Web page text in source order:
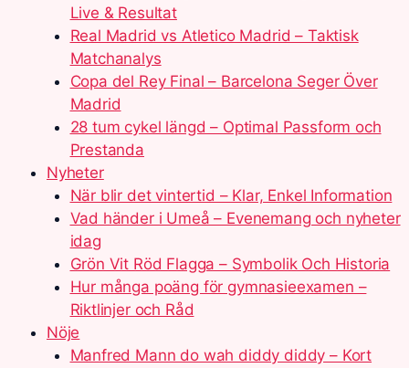
Live & Resultat
Real Madrid vs Atletico Madrid – Taktisk
Matchanalys
Copa del Rey Final – Barcelona Seger Över
Madrid
28 tum cykel längd – Optimal Passform och
Prestanda
Nyheter
När blir det vintertid – Klar, Enkel Information
Vad händer i Umeå – Evenemang och nyheter
idag
Grön Vit Röd Flagga – Symbolik Och Historia
Hur många poäng för gymnasieexamen –
Riktlinjer och Råd
Nöje
Manfred Mann do wah diddy diddy – Kort